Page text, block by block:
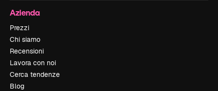
Azienda
Prezzi
Chi siamo
Recensioni
Lavora con noi
Cerca tendenze
Blog